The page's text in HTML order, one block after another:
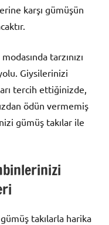
karşı gümüşün
tarzınızı
Giysilerinizi
tercih ettiğinizde,
ödün vermemiş
gümüş takılar ile
takılarla harika